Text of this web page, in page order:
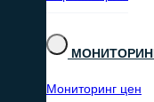
Мониторинг цен